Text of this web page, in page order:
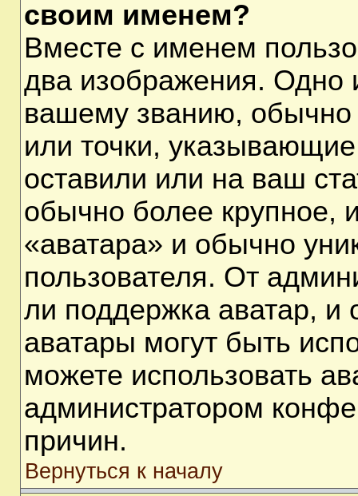
своим именем?
Вместе с именем
два изображения. Одно
вашему званию, обычно
или точки,
оставили или на ваш
обычно более крупное,
«аватара» и обычно
пользователя. От
ли поддержка аватар, и
аватары могут быть
можете использовать
администратором
причин.
Вернуться к началу